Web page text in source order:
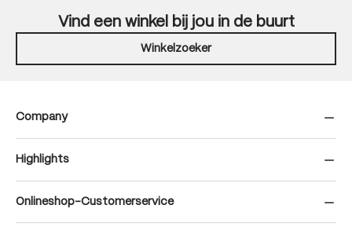
Vind een winkel bij jou in de buurt
Winkelzoeker
Company
Highlights
Onlineshop-Customerservice